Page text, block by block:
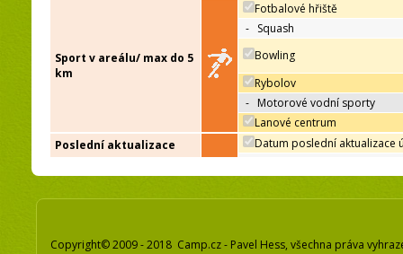
Sport v areálu/ max do 5
km
Fotbalové hřiště
- Squash
Bowling
Rybolov
- Motorové vodní sporty
Lanové centrum
Poslední aktualizace
Datum poslední aktualizace
Copyright© 2009 - 2018 Camp.cz - Pavel Hess, všechna práva